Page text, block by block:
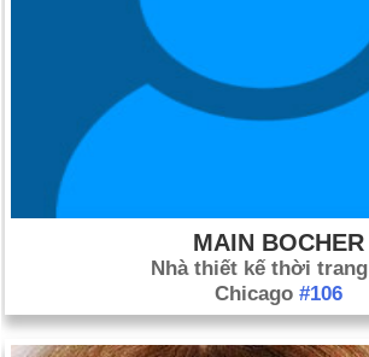
MAIN BOCHER
Nhà thiết kế thời trang
Chicago #106